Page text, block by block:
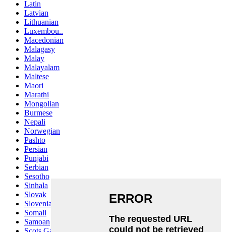
Latin
Latvian
Lithuanian
Luxembou..
Macedonian
Malagasy
Malay
Malayalam
Maltese
Maori
Marathi
Mongolian
Burmese
Nepali
Norwegian
Pashto
Persian
Punjabi
Serbian
Sesotho
Sinhala
Slovak
Slovenian
Somali
Samoan